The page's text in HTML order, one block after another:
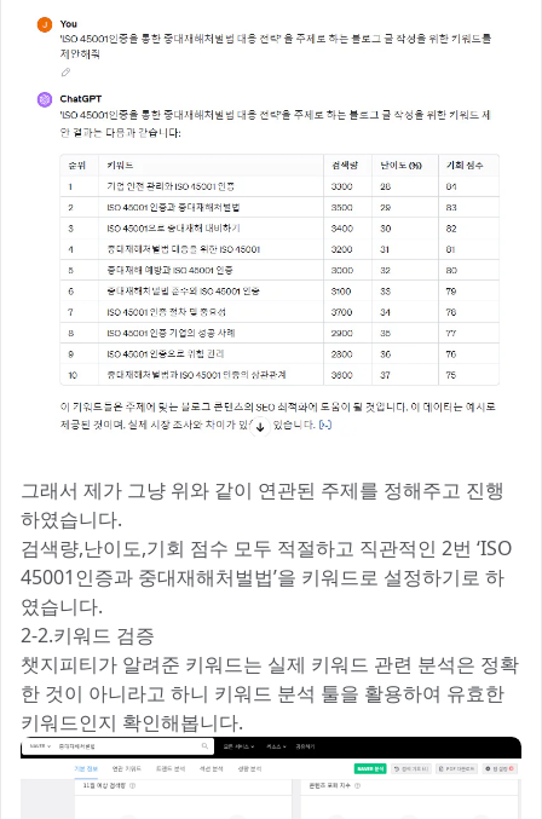
그래서 제가 그냥 위와 같이 연관된 주제를 정해주고 진행
하였습니다.
검색량,난이도,기회 점수 모두 적절하고 직관적인 2번 ‘ISO
45001인증과 중대재해처벌법’을 키워드로 설정하기로 하
였습니다.
2-2.키워드 검증
챗지피티가 알려준 키워드는 실제 키워드 관련 분석은 정확
한 것이 아니라고 하니 키워드 분석 툴을 활용하여 유효한
키워드인지 확인해봅니다.